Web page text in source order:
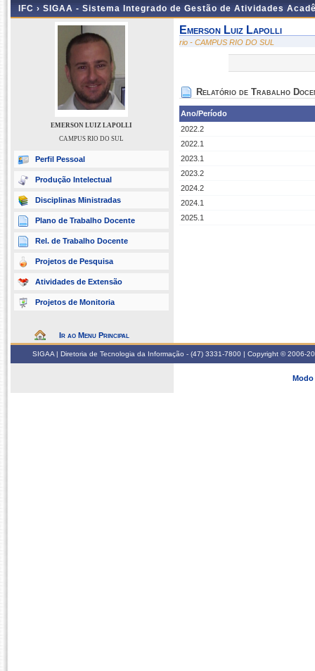
IFC › SIGAA - Sistema Integrado de Gestão de Atividades
EMERSON LUIZ LAPOLLI
CAMPUS RIO DO SUL
Perfil Pessoal
Produção Intelectual
Disciplinas Ministradas
Plano de Trabalho Docente
Rel. de Trabalho Docente
Projetos de Pesquisa
Atividades de Extensão
Projetos de Monitoria
Ir ao Menu Principal
Emerson Luiz Lapolli
rio - CAMPUS RIO DO SUL
Relatório de Trabalho
Ano/Período
2022.2
2022.1
2023.1
2023.2
2024.2
2024.1
2025.1
SIGAA | Diretoria de Tecnologia da Informação - (47) 3331-7800 | Copyright © 2006-
Modo